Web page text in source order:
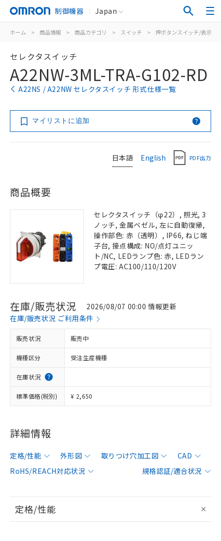
制御機器 Japan
ホーム > 商品情報 > 商品カテゴリ > スイッチ > 押ボタンスイッチ/表示灯
セレクタスイッチ
A22NW-3ML-TRA-G102-RD
A22NS / A22NW セレクタスイッチ 形式仕様一覧
マイリストに追加
日本語 English PDF出力
商品概要
セレクタスイッチ（φ22）, 照光, 3
ノッチ, 金属ベゼル, 左に自動復帰,
操作部色: 赤（透明）, IP66, ねじ端
子台, 接点構成: NO/点灯ユニッ
ト/NC, LEDランプ色: 赤, LEDラン
プ電圧: AC100/110/120V
在庫/販売状況
2026/08/07 00:00 情報更新
在庫/販売状況 ご利用条件
販売状況 販売中
機種区分 受注生産機種
在庫状況
標準価格(税別) ¥ 2,650
詳細情報
定格/性能 外形図 取りつけ穴加工図
CAD
RoHS/REACH対応状況
規格認証/適合状況
定格/性能